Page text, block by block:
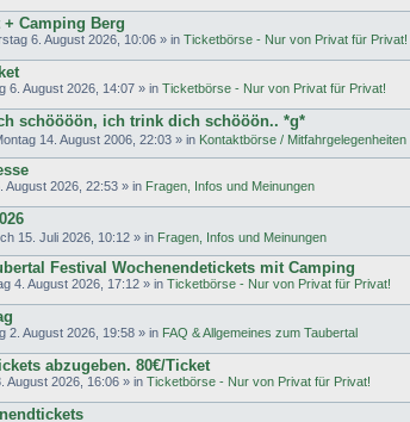
+ Camping Berg
6. August 2026, 10:06 » in Ticketbörse - Nur von Privat für Privat!
6. August 2026, 14:07 » in Ticketbörse - Nur von Privat für Privat!
schöööön, ich trink dich schööön.. *g*
14. August 2006, 22:03 » in Kontaktbörse / Mitfahrgelegenheiten
August 2026, 22:53 » in Fragen, Infos und Meinungen
15. Juli 2026, 10:12 » in Fragen, Infos und Meinungen
Festival Wochenendetickets mit Camping
4. August 2026, 17:12 » in Ticketbörse - Nur von Privat für Privat!
2. August 2026, 19:58 » in FAQ & Allgemeines zum Taubertal
abzugeben. 80€/Ticket
August 2026, 16:06 » in Ticketbörse - Nur von Privat für Privat!